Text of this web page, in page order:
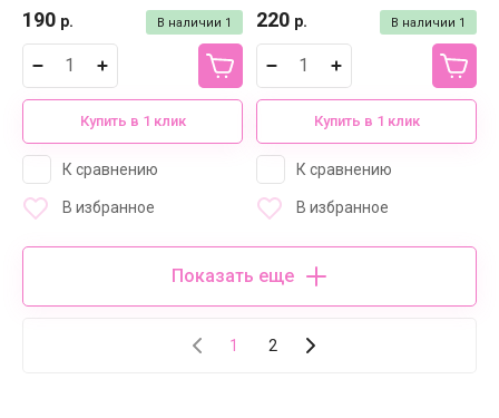
В наличии 1
190 р.
Купить в 1 клик
К сравнению
В избранное
В наличии 1
220 р.
Купить в 1 клик
К сравнению
В избранное
Показать еще
1 2